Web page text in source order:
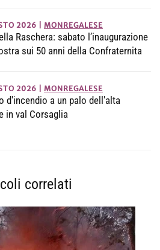
2026 MONREGALESE
Raschera: sabato l’inaugurazione
sui 50 anni della Confraternita
2026 MONREGALESE
d'incendio a un palo dell'alta
in val Corsaglia
correlati